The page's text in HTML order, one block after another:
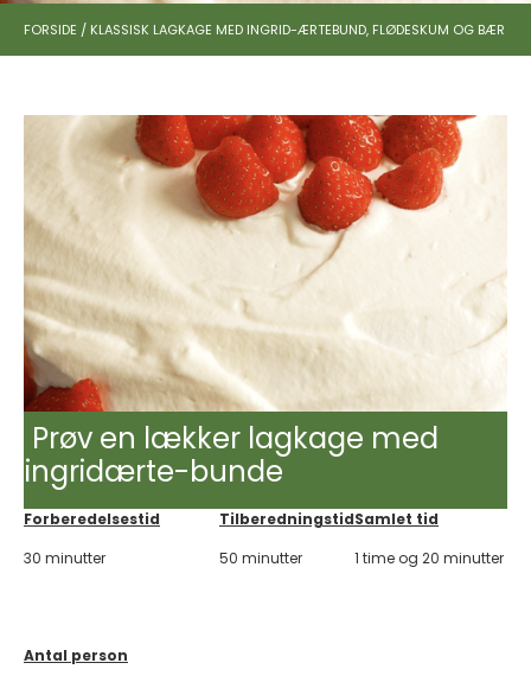
FORSIDE / KLASSISK LAGKAGE MED INGRID-ÆRTEBUND, FLØDESKUM OG BÆR
Prøv en lækker lagkage med
ingridærte-bunde
Forberedelsestid
30 minutter
Tilberedningstid
50 minutter
Samlet tid
1 time og 20 minutter
Antal person